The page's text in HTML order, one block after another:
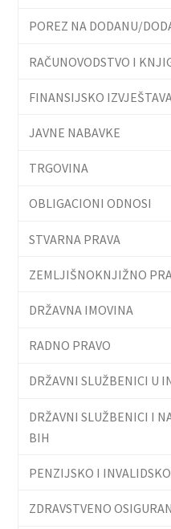
POREZ NA DODANU/
RAČUNOVODSTVO I
FINANSIJSKO
JAVNE NABAVKE
TRGOVINA
OBLIGACIONI ODNOSI
STVARNA PRAVA
ZEMLJIŠNOKNJIŽNO
DRŽAVNA IMOVINA
RADNO PRAVO
DRŽAVNI SLUŽBENICI U
DRŽAVNI SLUŽBENICI I
BIH
PENZIJSKO I
ZDRAVSTVENO